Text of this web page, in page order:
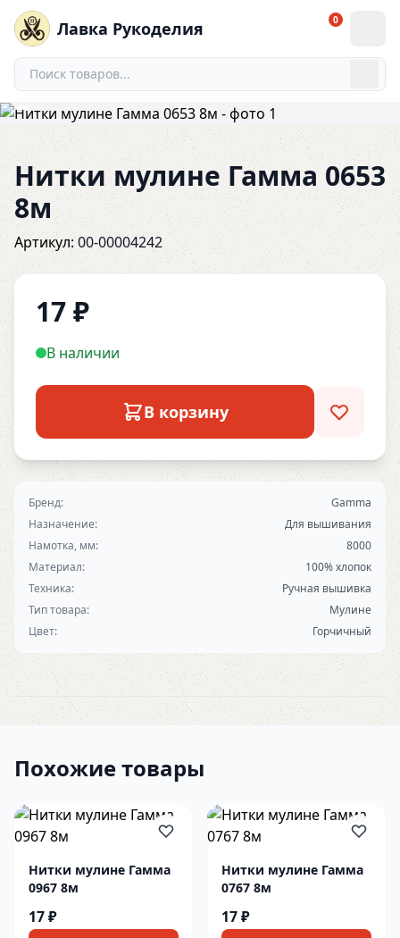
Лавка Рукоделия 0
Нитки мулине Гамма 0653
8м
Артикул:00-00004242
17₽
В наличии
В корзину
Бренд:
Gamma
Назначение:
Для вышивания
Намотка, мм:
8000
Материал:
100% хлопок
Техника:
Ручная вышивка
Тип товара:
Мулине
Цвет:
Горчичный
Похожие товары
Нитки мулине Гамма
0967 8м
17 ₽
Нитки мулине Гамма
0767 8м
17 ₽